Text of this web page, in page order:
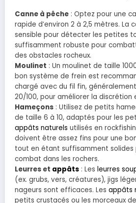
Canne à pêche : Optez pour une
rapide d’environ 2 à 2,5 mètres. La
sensible pour détecter les petites
suffisamment robuste pour
des obstacles rocheux.
Moulinet : Un moulinet de taille
bon système de frein est
chargé avec du fil fin,
20/100, pour améliorer la discrétion
Hameçons : Utilisez de petits
de taille 6 à 10, adaptés pour les
appâts naturels utilisés en
doivent être assez fins pour une
tout en étant suffisamment solides
combat dans les rochers.
Leurres et appâts : Les leurres
(ex. grubs, vers, créatures), jigs
nageurs sont efficaces. Les appâts
petits crustacés ou les morceaux